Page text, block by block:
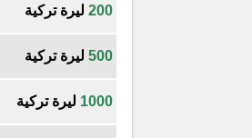
200 ليرة تركية
500 ليرة تركية
1000 ليرة تركية